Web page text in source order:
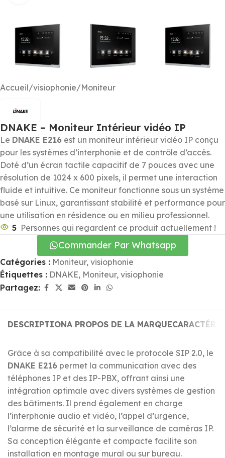
Accueil/visiophonie/Moniteur
DNAKE – Moniteur Intérieur vidéo IP
Le DNAKE E216 est un moniteur intérieur vidéo IP conçu
pour les systèmes d’interphonie et de contrôle d’accès.
Doté d’un écran tactile capacitif de 7 pouces avec une
résolution de 1024 x 600 pixels, il permet une interaction
fluide et intuitive. Ce moniteur fonctionne sous un système
basé sur Linux, garantissant stabilité et performance pour
une utilisation en résidence ou en milieu professionnel.
5 Personnes qui regardent ce produit actuellement !
Commander Par Whatsapp
Catégories : Moniteur, visiophonie
Étiquettes : DNAKE, Moniteur, visiophonie
Partagez:
DESCRIPTIONA PROPOS DE LA MARQUE
Grâce à sa compatibilité avec le protocole SIP 2.0, le
DNAKE E216 permet la communication avec des
téléphones IP et des IP-PBX, offrant ainsi une
intégration optimale avec divers systèmes de gestion
des bâtiments. Il prend également en charge
l’interphonie audio et vidéo, l’appel d’urgence,
l’alarme de sécurité et la surveillance de caméras IP.
Sa conception élégante et compacte facilite son
installation en montage mural ou sur bureau.